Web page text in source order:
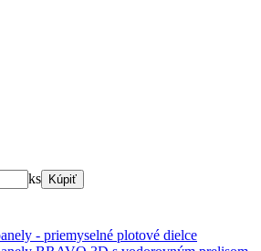
ks
Kúpiť
- priemyselné plotové dielce